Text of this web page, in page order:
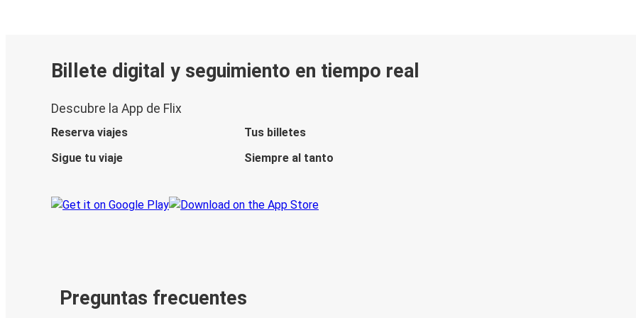
Billete digital y seguimiento en tiempo real
Descubre la App de Flix
Reserva viajes
Tus billetes
Sigue tu viaje
Siempre al tanto
Preguntas frecuentes